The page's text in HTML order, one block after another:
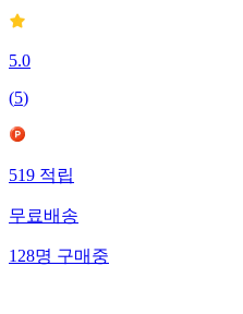
5.0
(5)
519적립
무료배송
128명구매중